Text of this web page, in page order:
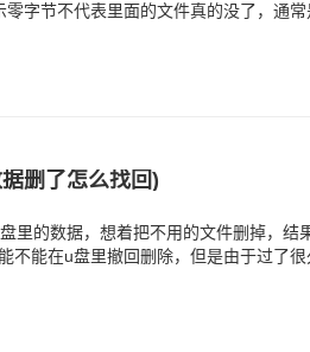
字节不代表里面的文件真的没了，通常
删了怎么找回)
里的数据，想着把不用的文件删掉，结
能在u盘里撤回删除，但是由于过了很